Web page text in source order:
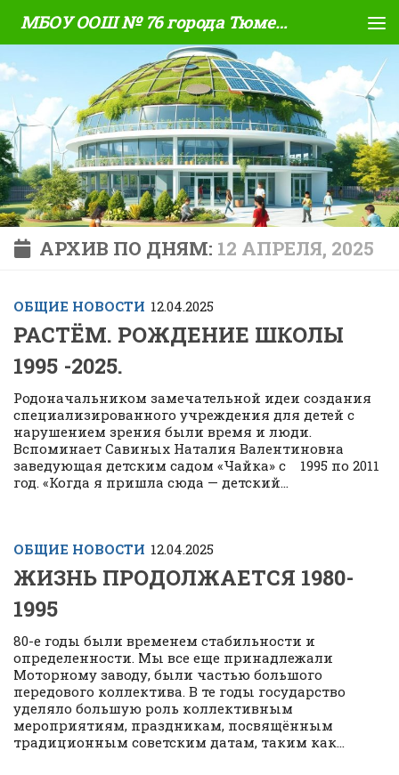
Skip to content МБОУ ООШ № 76 города Тюмени
АРХИВ ПО ДНЯМ: 12 АПРЕЛЯ, 2025
ОБЩИЕ НОВОСТИ 12.04.2025
РАСТЁМ. РОЖДЕНИЕ ШКОЛЫ
1995 -2025.
Родоначальником замечательной идеи создания
специализированного учреждения для детей с
нарушением зрения были время и люди.
Вспоминает Савиных Наталия Валентиновна
заведующая детским садом «Чайка» с 1995 по 2011
год. «Когда я пришла сюда — детский...
ОБЩИЕ НОВОСТИ 12.04.2025
ЖИЗНЬ ПРОДОЛЖАЕТСЯ 1980-
1995
80-е годы были временем стабильности и
определенности. Мы все еще принадлежали
Моторному заводу, были частью большого
передового коллектива. В те годы государство
уделяло большую роль коллективным
мероприятиям, праздникам, посвящённым
традиционным советским датам, таким как...